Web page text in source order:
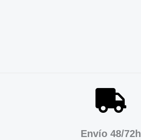
Envío 48/72h